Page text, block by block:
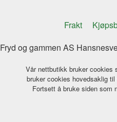
Frakt
Fryd og gammen AS
Vår nettbutikk bruker cookies
bruker cookies hovedsaklig
Fortsett å bruke siden som